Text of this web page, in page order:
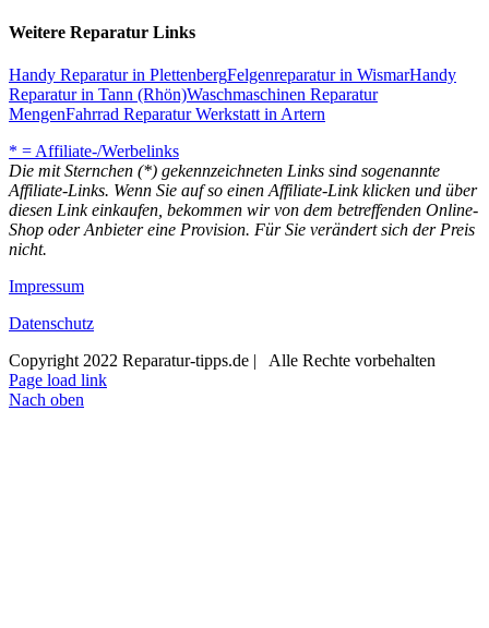
Weitere Reparatur Links
Handy Reparatur in PlettenbergFelgenreparatur in WismarHandy
Reparatur in Tann (Rhön)Waschmaschinen Reparatur
MengenFahrrad Reparatur Werkstatt in Artern
* = Affiliate-/Werbelinks
Die mit Sternchen (*) gekennzeichneten Links sind sogenannte
Affiliate-Links. Wenn Sie auf so einen Affiliate-Link klicken und über
diesen Link einkaufen, bekommen wir von dem betreffenden Online-
Shop oder Anbieter eine Provision. Für Sie verändert sich der Preis
nicht.
Impressum
Datenschutz
Copyright 2022 Reparatur-tipps.de | Alle Rechte vorbehalten
Page load link
Nach oben